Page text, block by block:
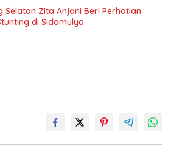
Selatan Zita Anjani Beri Perhatian
di Sidomulyo